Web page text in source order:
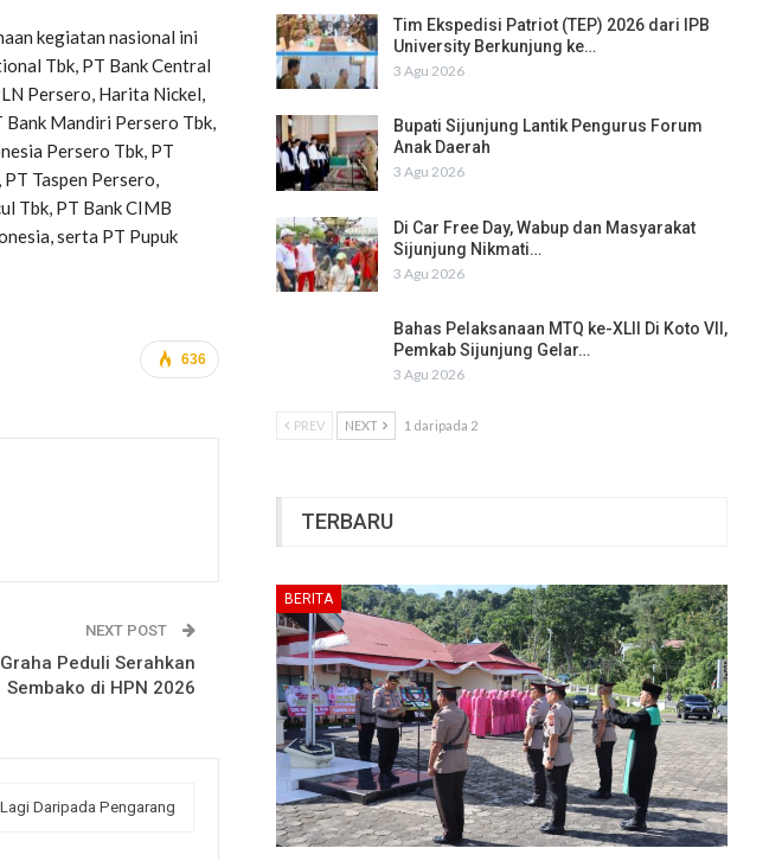
kegiatan nasional ini
Tbk, PT Bank Central
Persero, Harita Nickel,
Bank Mandiri Persero Tbk,
Persero Tbk, PT
Taspen Persero,
Tbk, PT Bank CIMB
serta PT Pupuk
636
NEXT POST
Peduli Serahkan
Sembako di HPN 2026
Lagi Daripada Pengarang
Tim Ekspedisi Patriot (TEP) 2026 dari IPB
University Berkunjung ke…
3 Agu 2026
Bupati Sijunjung Lantik Pengurus Forum
Anak Daerah
3 Agu 2026
Di Car Free Day, Wabup dan Masyarakat
Sijunjung Nikmati…
3 Agu 2026
Bahas Pelaksanaan MTQ ke-XLII Di Koto VII,
Pemkab Sijunjung Gelar…
3 Agu 2026
PREV NEXT 1 daripada 2
TERBARU
BERITA